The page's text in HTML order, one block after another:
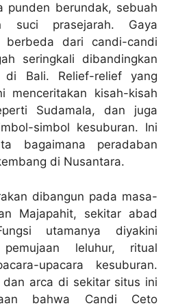
punden berundak, sebuah
suci prasejarah. Gaya
berbeda dari candi-candi
seringkali dibandingkan
di Bali. Relief-relief yang
menceritakan kisah-kisah
Sudamala, dan juga
simbol kesuburan. Ini
bagaimana peradaban
di Nusantara.
dibangun pada masa-
Majapahit, sekitar abad
utamanya diyakini
leluhur, ritual
upacara kesuburan.
dan arca di sekitar situs ini
bahwa Candi Ceto